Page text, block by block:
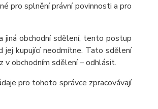
pro splnění právní povinnosti a pro
jiná obchodní sdělení, tento postup
jej kupující neodmítne. Tato sdělení
v obchodním sdělení – odhlásit.
pro tohoto správce zpracovávají